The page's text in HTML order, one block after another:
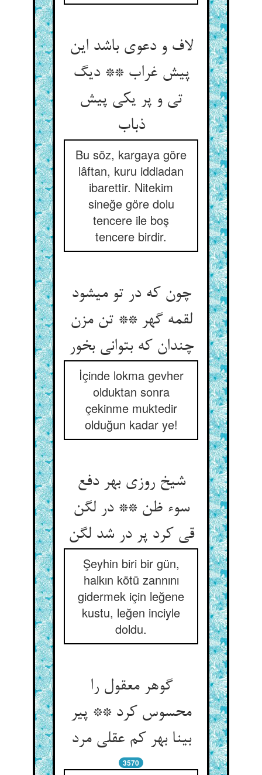
لاف و دعوی باشد این
پیش غراب ** دیگ
تی و پر یکی پیش
ذباب‏
Bu söz, kargaya göre
lâftan, kuru iddiadan
ibarettir. Nitekim
sineğe göre dolu
tencere ile boş
tencere birdir.
چون که در تو می‏شود
لقمه گهر ** تن مزن
چندان که بتوانی بخور
İçinde lokma gevher
olduktan sonra
çekinme muktedir
olduğun kadar ye!
شیخ روزی بهر دفع
سوء ظن ** در لگن
قی کرد پر در شد لگن‏
Şeyhin biri bir gün,
halkın kötü zannını
gidermek için leğene
kustu, leğen inciyle
doldu.
گوهر معقول را
محسوس کرد ** پیر
بینا بهر کم عقلی مرد
3570